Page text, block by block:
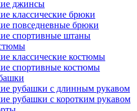
джинсы
классические брюки
повседневные брюки
спортивные штаны
классические костюмы
спортивные костюмы
рубашки с длинным рукавом
рубашки с коротким рукавом